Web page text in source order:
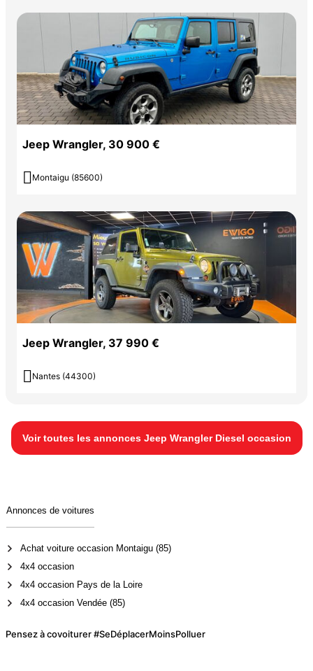
Jeep Wrangler, 30 900 €
 Montaigu (85600)
Jeep Wrangler, 37 990 €
 Nantes (44300)
Voir toutes les annonces Jeep Wrangler Diesel occasion
Annonces de voitures
Achat voiture occasion Montaigu (85)
4x4 occasion
4x4 occasion Pays de la Loire
4x4 occasion Vendée (85)
Pensez à covoiturer #SeDéplacerMoinsPolluer